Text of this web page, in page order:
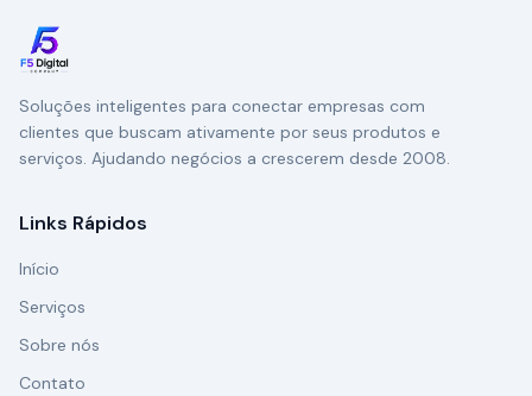
Soluções inteligentes para conectar empresas com
clientes que buscam ativamente por seus produtos e
serviços. Ajudando negócios a crescerem desde 2008.
Links Rápidos
Início
Serviços
Sobre nós
Contato